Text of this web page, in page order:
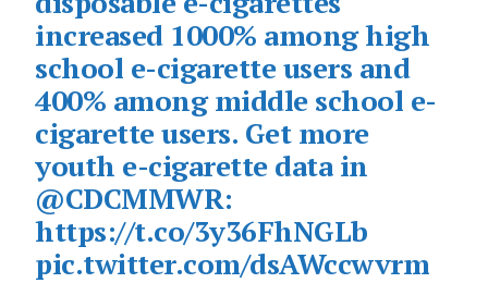
increased 1000% among high
school e-cigarette users and
400% among middle school e-
cigarette users. Get more
youth e-cigarette data in
@CDCMMWR:
https://t.co/3y36FhNGLb
pic.twitter.com/dsAWccwvrm